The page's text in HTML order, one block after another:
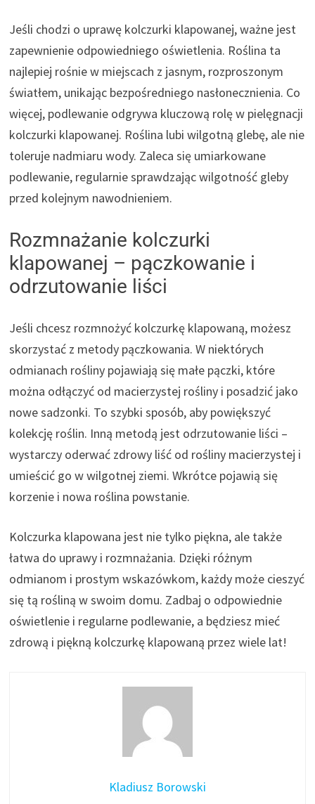
Jeśli chodzi o uprawę kolczurki klapowanej, ważne jest
zapewnienie odpowiedniego oświetlenia. Roślina ta
najlepiej rośnie w miejscach z jasnym, rozproszonym
światłem, unikając bezpośredniego nasłonecznienia. Co
więcej, podlewanie odgrywa kluczową rolę w pielęgnacji
kolczurki klapowanej. Roślina lubi wilgotną glebę, ale nie
toleruje nadmiaru wody. Zaleca się umiarkowane
podlewanie, regularnie sprawdzając wilgotność gleby
przed kolejnym nawodnieniem.
Rozmnażanie kolczurki
klapowanej – pączkowanie i
odrzutowanie liści
Jeśli chcesz rozmnożyć kolczurkę klapowaną, możesz
skorzystać z metody pączkowania. W niektórych
odmianach rośliny pojawiają się małe pączki, które
można odłączyć od macierzystej rośliny i posadzić jako
nowe sadzonki. To szybki sposób, aby powiększyć
kolekcję roślin. Inną metodą jest odrzutowanie liści –
wystarczy oderwać zdrowy liść od rośliny macierzystej i
umieścić go w wilgotnej ziemi. Wkrótce pojawią się
korzenie i nowa roślina powstanie.
Kolczurka klapowana jest nie tylko piękna, ale także
łatwa do uprawy i rozmnażania. Dzięki różnym
odmianom i prostym wskazówkom, każdy może cieszyć
się tą rośliną w swoim domu. Zadbaj o odpowiednie
oświetlenie i regularne podlewanie, a będziesz mieć
zdrową i piękną kolczurkę klapowaną przez wiele lat!
Kladiusz Borowski